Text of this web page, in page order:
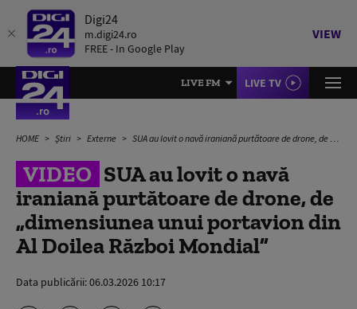
Digi24
m.digi24.ro
FREE - In Google Play
VIEW
LIVE FM LIVE TV
HOME Știri Externe SUA au lovit o navă iraniană purtătoare de drone, de „dimensiunea unui portavion din Al Doilea Război Mondial”
VIDEO SUA au lovit o navă
iraniană purtătoare de drone, de
„dimensiunea unui portavion din
Al Doilea Război Mondial”
Data publicării:06.03.2026 10:17